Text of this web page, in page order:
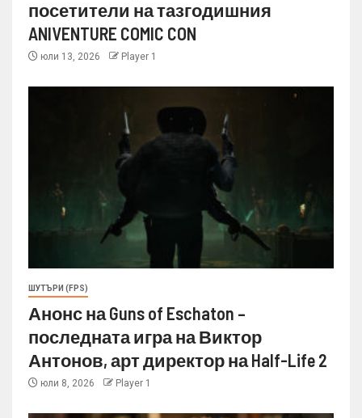
посетители на тазгодишния
ANIVENTURE COMIC CON
юли 13, 2026 Player 1
ШУТЪРИ (FPS)
Анонс на Guns of Eschaton –
последната игра на Виктор
Антонов, арт директор на Half-Life 2
юли 8, 2026 Player 1